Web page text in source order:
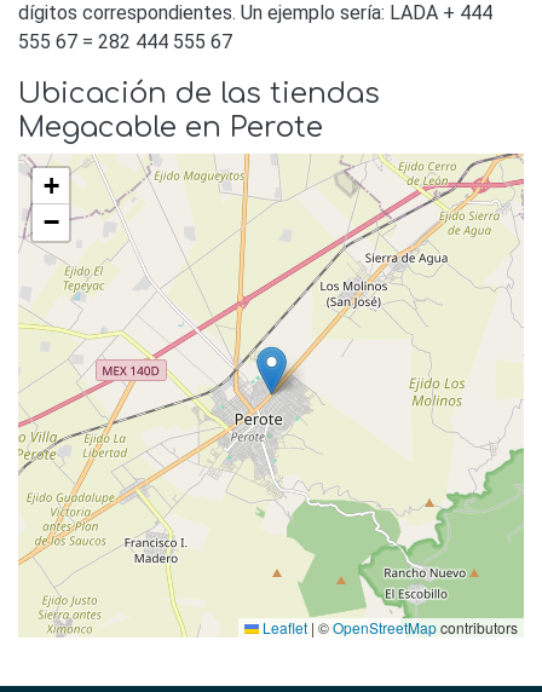
dígitos correspondientes. Un ejemplo sería: LADA + 444
555 67 = 282 444 555 67
Ubicación de las tiendas
Megacable en Perote
+
−
Leaflet | ©OpenStreetMapcontributors